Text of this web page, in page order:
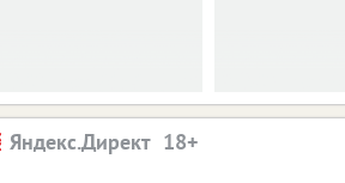
Яндекс.Директ